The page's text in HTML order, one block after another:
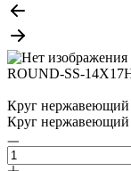
ROUND-SS-
Круг нержавеющий
Круг нержавеющий